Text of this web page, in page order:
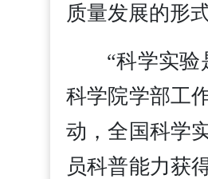
质量发展的形
“科学实
科学院学部工
动，全国科学
员科普能力获